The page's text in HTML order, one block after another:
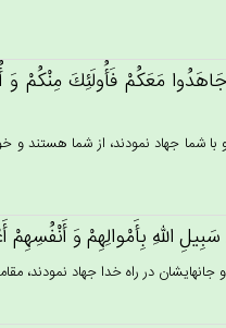
مَعَكُم‌ْ فَأُولَئِك‌َ مِنْكُم‌ْ وَ
شما جهاد نمودند، از شما هستند و
الله‌ِ بِأَمْوالِهِم‌ْ وَ أَنْفُسِهِم‌ْ
جانهايشان در راه خدا جهاد نمودند،